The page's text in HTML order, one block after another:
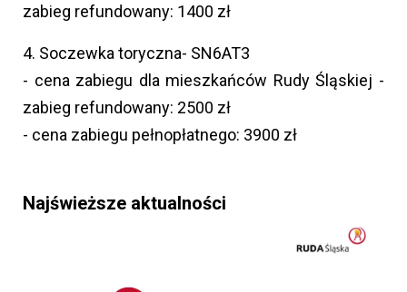
zabieg refundowany: 1400 zł
4. Soczewka toryczna- SN6AT3
- cena zabiegu dla mieszkańców Rudy Śląskiej -
zabieg refundowany: 2500 zł
- cena zabiegu pełnopłatnego: 3900 zł
Najświeższe aktualności